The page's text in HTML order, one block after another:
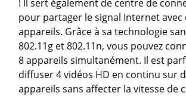
! Il sert également de centre de
pour partager le signal Internet avec
appareils. Grâce à sa technologie
802.11g et 802.11n, vous pouvez
8 appareils simultanément. Il est
diffuser 4 vidéos HD en continu sur
appareils sans affecter la vitesse de